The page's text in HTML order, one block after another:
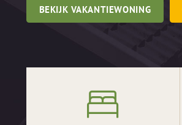
BEKIJK VAKANTIEWONING